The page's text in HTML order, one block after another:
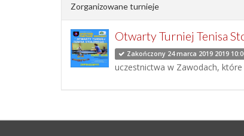
Zorganizowane turnieje
Otwarty Turniej Tenisa
Zakończony 24 marca 2019 2019
uczestnictwa w Zawodach,